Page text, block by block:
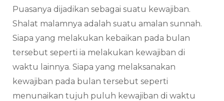
Puasanya dijadikan sebagai suatu kewajiban.
Shalat malamnya adalah suatu amalan sunnah.
Siapa yang melakukan kebaikan pada bulan
tersebut seperti ia melakukan kewajiban di
waktu lainnya. Siapa yang melaksanakan
kewajiban pada bulan tersebut seperti
menunaikan tujuh puluh kewajiban di waktu